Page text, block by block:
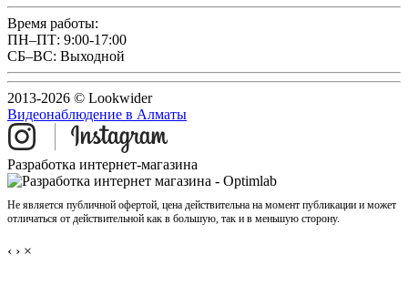
Время работы:
ПН–ПТ: 9:00-17:00
СБ–ВС: Выходной
2013-2026 © Lookwider
Видеонаблюдение в Алматы
Разработка интернет-магазина
Не является публичной офертой, цена действительна на момент публикации и может
отличаться от действительной как в большую, так и в меньшую сторону.
‹ › ×